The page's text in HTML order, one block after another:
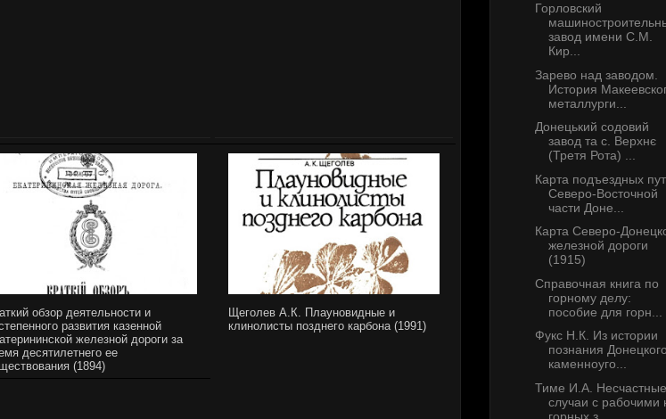
обзор деятельности и
развития казенной
железной дороги за
десятилетнего ее
(1894)
Щеголев А.К. Плауновидные и
клинолисты позднего карбона (1991)
Горловский
завод имени С.М.
Кир...
Зарево над заводом.
История
металлурги...
Донецький содовий
завод та с. Верхнє
(Третя Рота) ...
Карта подъездных
Северо-Восточной
части Доне...
Карта Северо-
железной дороги
(1915)
Справочная книга по
горному делу:
пособие для горн...
Фукс Н.К. Из истории
познания
каменноуго...
Тиме И.А. Несчастные
случаи с рабочими
горных з...